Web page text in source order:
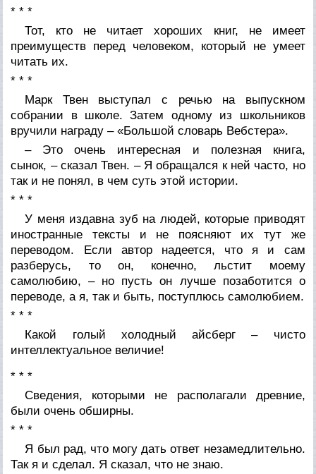
* * *
Тот, кто не читает хороших книг, не имеет
преимуществ перед человеком, который не умеет
читать их.
* * *
Марк Твен выступал с речью на выпускном
собрании в школе. Затем одному из школьников
вручили награду – «Большой словарь Вебстера».
– Это очень интересная и полезная книга,
сынок, – сказал Твен. – Я обращался к ней часто, но
так и не понял, в чем суть этой истории.
* * *
У меня издавна зуб на людей, которые приводят
иностранные тексты и не поясняют их тут же
переводом. Если автор надеется, что я и сам
разберусь, то он, конечно, льстит моему
самолюбию, – но пусть он лучше позаботится о
переводе, а я, так и быть, поступлюсь самолюбием.
* * *
Какой голый холодный айсберг – чисто
интеллектуальное величие!
* * *
Сведения, которыми не располагали древние,
были очень обширны.
* * *
Я был рад, что могу дать ответ незамедлительно.
Так я и сделал. Я сказал, что не знаю.